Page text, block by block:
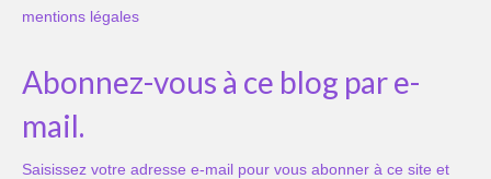
mentions légales
Abonnez-vous à ce blog par e-
mail.
Saisissez votre adresse e-mail pour vous abonner à ce site et